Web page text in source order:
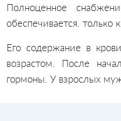
Полноценное
обеспечивается. только
Его содержание в
возрастом. После
гормоны. У взрослых